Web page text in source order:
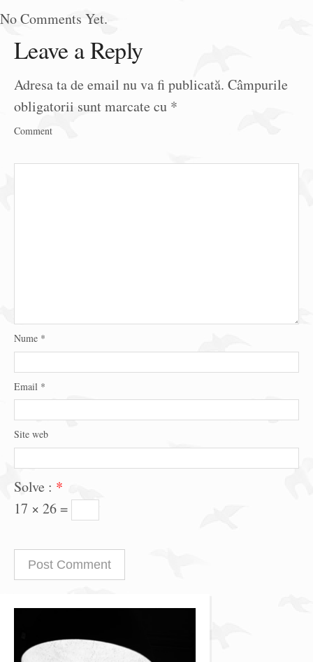
No Comments Yet.
Leave a Reply
Adresa ta de email nu va fi publicată. Câmpurile
obligatorii sunt marcate cu *
Comment
Nume *
Email *
Site web
Solve : *
17 × 26 =